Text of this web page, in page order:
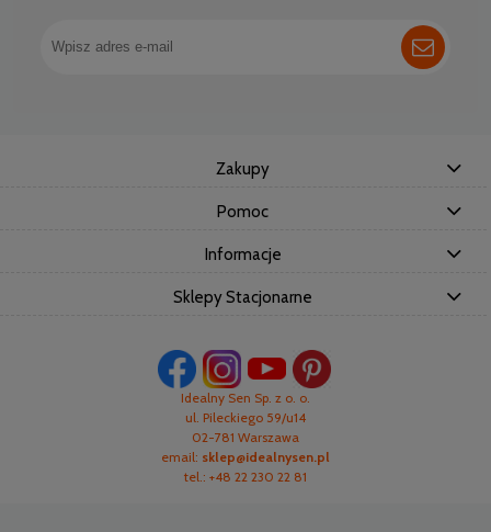
Zakupy
Pomoc
Informacje
Sklepy Stacjonarne
Idealny Sen Sp. z o. o.
ul. Pileckiego 59/u14
02-781 Warszawa
email: sklep@idealnysen.pl
tel.: +48 22 230 22 81